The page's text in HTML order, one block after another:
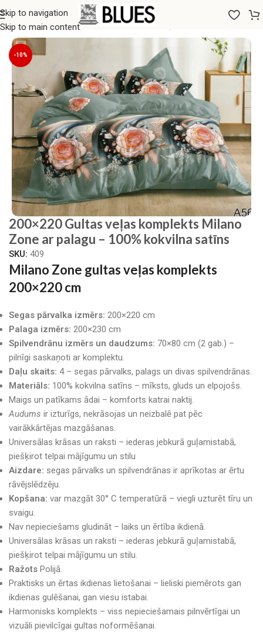
Skip to navigation
Skip to main content
Sākums/Gultas veļa/200x220 GULTAS VEĻAS KOMPLEKTI
-10%
200×220 Gultas veļas komplekts Milano
Zone ar palagu – 100% kokvilna satīns
SKU: 409
Milano Zone gultas veļas komplekts
200×220 cm
Segas pārvalka izmērs: 200×220 cm
Palaga izmērs: 200×230 cm
Spilvendrānu izmērs un daudzums: 70×80 cm (2 gab.) –
pilnīgi saskaņoti ar komplektu.
Daļu skaits: 4 – segas pārvalks, palags un divas spilvendrānas.
Materiāls: 100% kokvilna satīns – mīksts, gluds un elpojošs.
Maigs un patīkams ādai – komforts katrai naktij.
Audums ir izturīgs, nekrāsojas un neizbalē pat pēc
vairākkārtējas mazgāšanas.
Universālas krāsas un raksti – iederas jebkurā guļamistabā,
piešķirot telpai mājīgumu un stilu
Aizdare: segas pārvalks un spilvendrānas ir aprīkotas ar ērtu
rāvējslēdzēju.
Kopšana: var mazgāt 30° C temperatūrā – viegli uzturēt tīru un
svaigu.
Nav nepieciešams gludināt – laiks un ērtība ikdienā.
Universālas krāsas un raksti – iederas jebkurā guļamistabā,
piešķirot telpai mājīgumu un stilu.
Ražots Polijā.
Praktisks un ērtas ikdienas lietošanai – lieliski piemērots gan
ikdienas gulēšanai, gan viesu istabai.
Harmonisks komplekts – viss nepieciešamais pilnvērtīgai un
vizuāli pievilcīgai gultas noformēšanai.